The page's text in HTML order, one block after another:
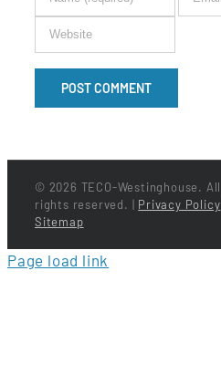
© 2026 TECO-Westinghouse. All
rights reserved. | Privacy Policy
Sitemap
Page load link